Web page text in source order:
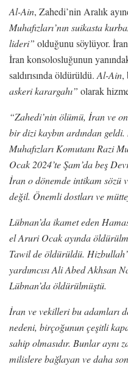
Al-Ain, Zahedi’nin Aralık
Muhafızları’nın suikasta
lideri” olduğunu söylüyor.
İran konsolosluğunun
saldırısında öldürüldü. Al-Ain,
askeri karargahı” olarak
“Zahedi’nin ölümü, İran ve
bir dizi kaybın ardından
Muhafızları Komutanı Razi
Ocak 2024’te Şam’da beş
İran o dönemde intikam sözü
değil. Önemli dostları ve
Lübnan’da ikamet eden
el Aruri Ocak ayında
Tawil de öldürüldü.
yardımcısı Ali Abed Akhsan
Lübnan’da öldürülmüştü.
İran ve vekilleri bu adamları
nedeni, birçoğunun çeşitli
sahip olmasıdır. Bunlar aynı
milislere bağlayan ve daha